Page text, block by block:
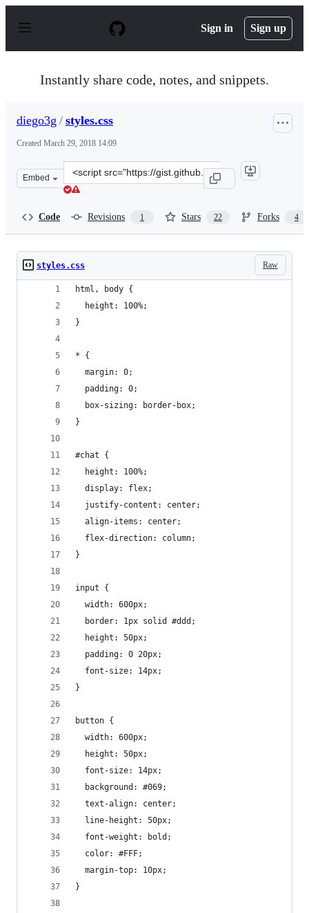
p
Sign in Sign up
Instantly share code, notes, and snippets.
diego3g / styles.css
Created March 29, 2018 14:09
Embed
Clone
this
Code Revisions 1 Stars 22 Forks 4
Raw
styles.css
html, body {
  height: 100%;
}
* {
  margin: 0;
  padding: 0;
  box-sizing: border-box;
}
#chat {
  height: 100%;
  display: flex;
  justify-content: center;
  align-items: center;
  flex-direction: column;
}
input {
  width: 600px;
  border: 1px solid #ddd;
  height: 50px;
  padding: 0 20px;
  font-size: 14px;
}
button {
  width: 600px;
  height: 50px;
  font-size: 14px;
  background: #069;
  text-align: center;
  line-height: 50px;
  font-weight: bold;
  color: #FFF;
  margin-top: 10px;
}